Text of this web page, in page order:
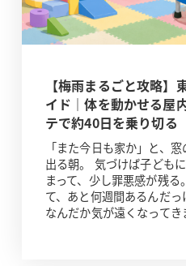
【梅雨まるごと攻略
イド｜体を動かせる屋
テで約40日を乗り切る
「また今日も家か」と、
出る朝。 気づけば子ども
まって、少し罪悪感が残
て、あと何週間あるんだっ
なんだか気が遠くなって